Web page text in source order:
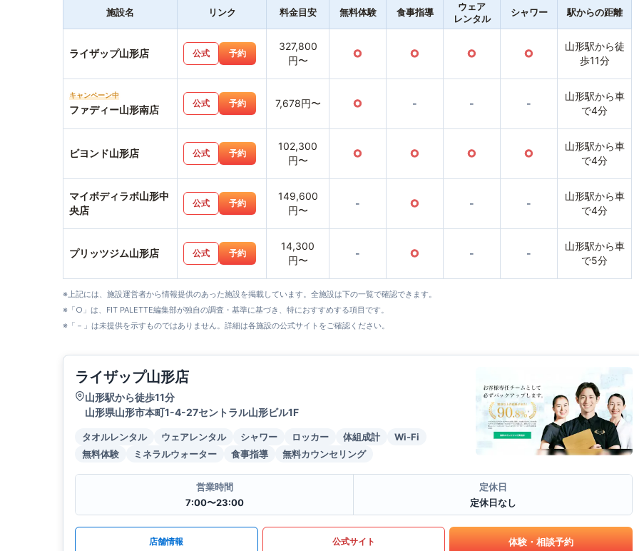
施設名 リンク 料金目安 無料体験 食事指導
ウェア
レンタル
シャワー 駅からの距離
ライザップ山形店 公式 予約
327,800
円〜
○ ○ ○ ○
山形駅から徒
歩11分
キャンペーン中
ファディー山形南店
公式 予約 7,678円〜 ○ - - -
山形駅から車
で4分
ビヨンド山形店 公式 予約
102,300
円〜
○ ○ ○ ○
山形駅から車
で4分
マイボディラボ山形中
央店
公式 予約
149,600
円〜
- ○ - -
山形駅から車
で4分
プリッツジム山形店 公式 予約
14,300
円〜
- ○ - -
山形駅から車
で5分
※上記には、施設運営者から情報提供のあった施設を掲載しています。全施設は下の一覧で確認できます。
※「○」は、FIT PALETTE編集部が独自の調査・基準に基づき、特におすすめする項目です。
※「－」は未提供を示すものではありません。詳細は各施設の公式サイトをご確認ください。
ライザップ山形店
山形駅から徒歩11分
山形県山形市本町1-4-27セントラル山形ビル1F
タオルレンタル ウェアレンタル シャワー ロッカー 体組成計
Wi-Fi
無料体験
ミネラルウォーター 食事指導 無料カウンセリング
営業時間
7:00〜23:00
定休日
定休日なし
店舗情報 公式サイト 体験・相談予約